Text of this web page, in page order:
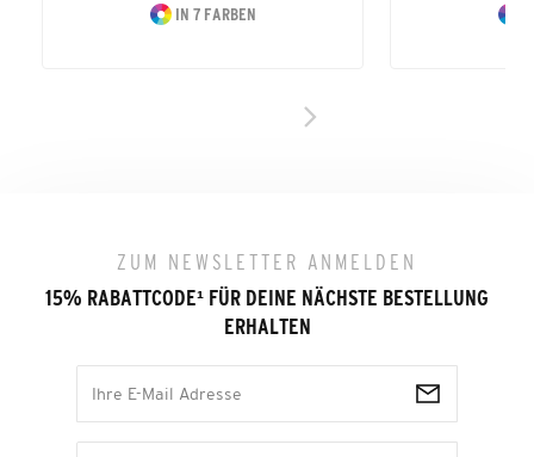
IN 7 FARBEN
ZUM NEWSLETTER ANMELDEN
15% RABATTCODE¹ FÜR DEINE NÄCHSTE BESTELLUNG
ERHALTEN